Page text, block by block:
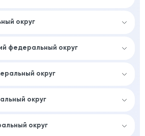
округ
федеральный округ
округ
округ
округ